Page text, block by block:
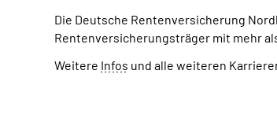
Die Deutsche Rentenversicherung
Rentenversicherungsträger mit mehr
Weitere Infos und alle weiteren